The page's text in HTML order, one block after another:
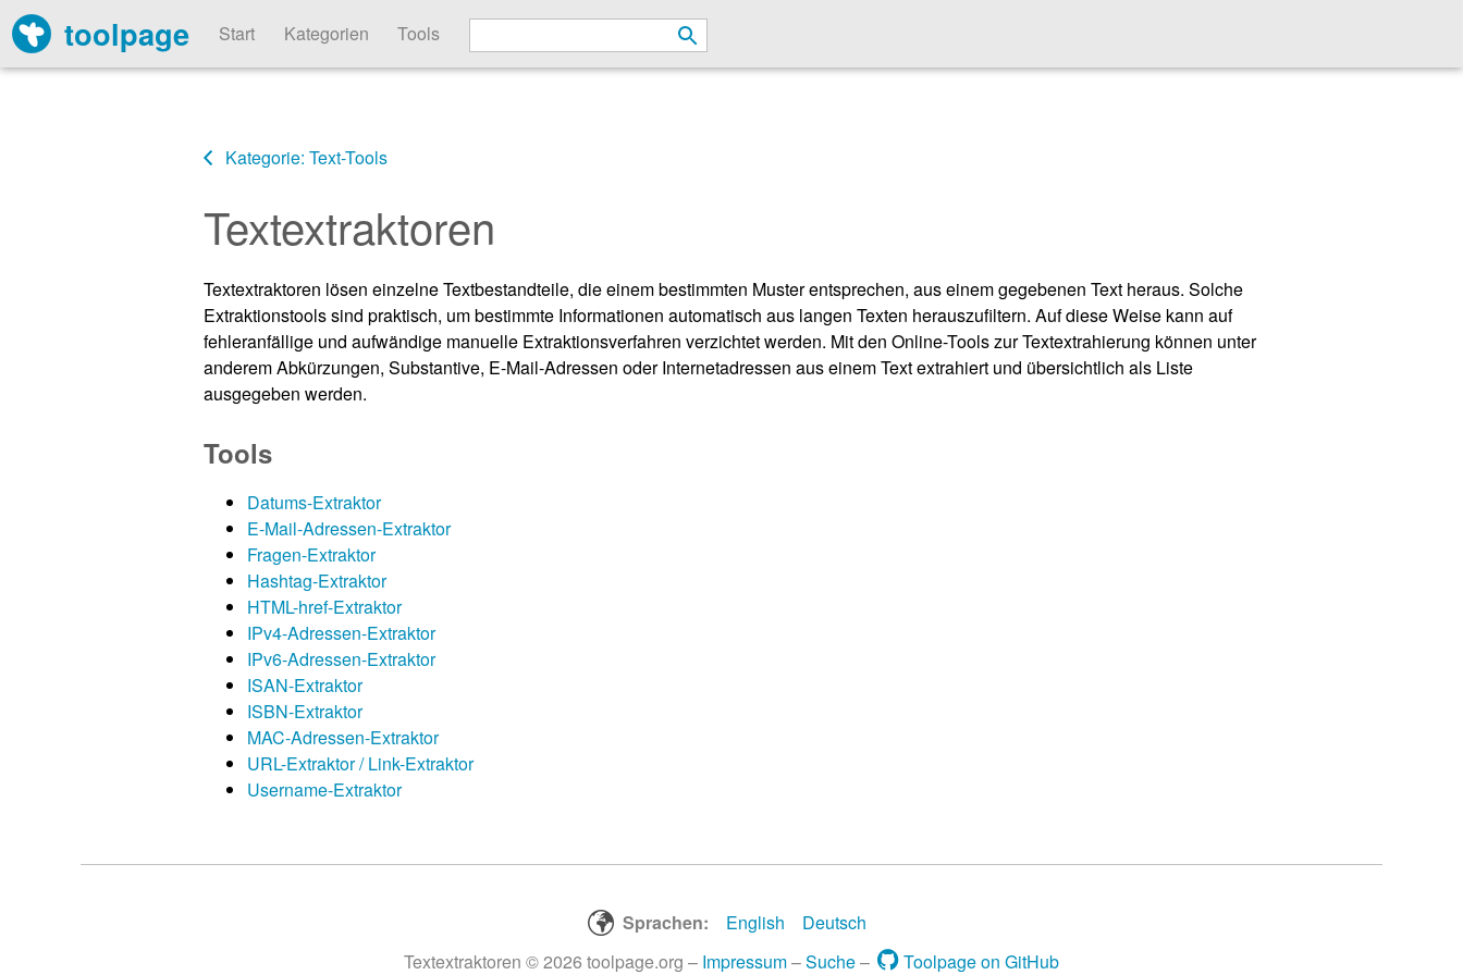
toolpage Start Kategorien Tools
Kategorie: Text-Tools
Textextraktoren
Textextraktoren lösen einzelne Textbestandteile, die einem bestimmten Muster entsprechen, aus einem gegebenen Text heraus. Solche
Extraktionstools sind praktisch, um bestimmte Informationen automatisch aus langen Texten herauszufiltern. Auf diese Weise kann auf
fehleranfällige und aufwändige manuelle Extraktionsverfahren verzichtet werden. Mit den Online-Tools zur Textextrahierung können unter
anderem Abkürzungen, Substantive, E-Mail-Adressen oder Internetadressen aus einem Text extrahiert und übersichtlich als Liste
ausgegeben werden.
Tools
Datums-Extraktor
E-Mail-Adressen-Extraktor
Fragen-Extraktor
Hashtag-Extraktor
HTML-href-Extraktor
IPv4-Adressen-Extraktor
IPv6-Adressen-Extraktor
ISAN-Extraktor
ISBN-Extraktor
MAC-Adressen-Extraktor
URL-Extraktor / Link-Extraktor
Username-Extraktor
Sprachen: English
Deutsch
Textextraktoren © 2026 toolpage.org – Impressum–Suche– Toolpage on GitHub